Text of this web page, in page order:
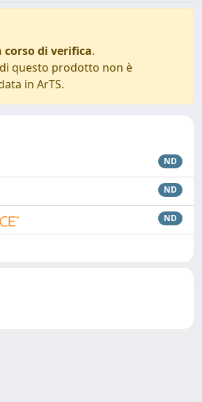
corso di verifica.
questo prodotto non è
in ArTS.
ND
ND
ND